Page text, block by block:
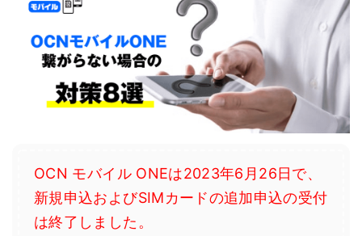
OCN モバイル ONEは2023年6月26日で、
新規申込およびSIMカードの追加申込の受付
は終了しました。